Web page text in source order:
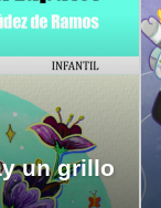
un grillo